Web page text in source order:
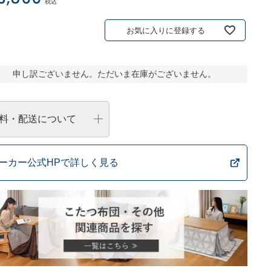
税込
お気に入りに登録する
申し訳ございません。ただいま在庫がございません。
・配送について
カー公式HPで詳しく見る